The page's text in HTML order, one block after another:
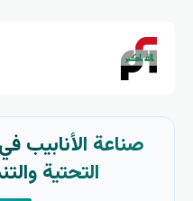
صناعة الأنابيب
التحتية